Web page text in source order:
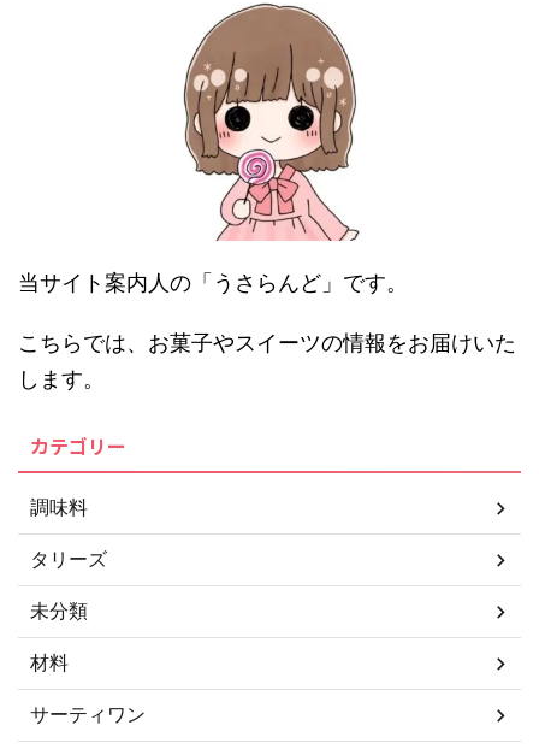
当サイト案内人の「うさらんど」です。
こちらでは、お菓子やスイーツの情報をお届けいた
します。
カテゴリー
調味料
タリーズ
未分類
材料
サーティワン